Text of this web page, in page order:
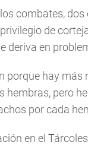
combates,
de
deriva en
porque hay
hembras, pero
por cada
en el